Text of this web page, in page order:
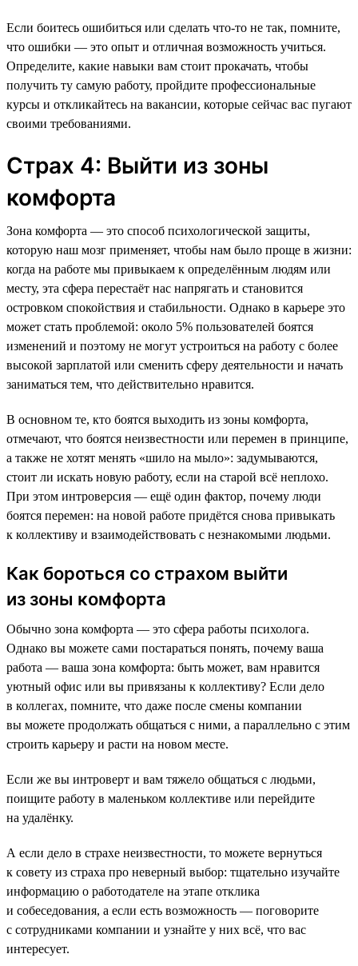
Если боитесь ошибиться или сделать что-то не так, помните,
что ошибки — это опыт и отличная возможность учиться.
Определите, какие навыки вам стоит прокачать, чтобы
получить ту самую работу, пройдите профессиональные
курсы и откликайтесь на вакансии, которые сейчас вас пугают
своими требованиями.
Страх 4: Выйти из зоны
комфорта
Зона комфорта — это способ психологической защиты,
которую наш мозг применяет, чтобы нам было проще в жизни:
когда на работе мы привыкаем к определённым людям или
месту, эта сфера перестаёт нас напрягать и становится
островком спокойствия и стабильности. Однако в карьере это
может стать проблемой: около 5% пользователей боятся
изменений и поэтому не могут устроиться на работу с более
высокой зарплатой или сменить сферу деятельности и начать
заниматься тем, что действительно нравится.
В основном те, кто боятся выходить из зоны комфорта,
отмечают, что боятся неизвестности или перемен в принципе,
а также не хотят менять «шило на мыло»: задумываются,
стоит ли искать новую работу, если на старой всё неплохо.
При этом интроверсия — ещё один фактор, почему люди
боятся перемен: на новой работе придётся снова привыкать
к коллективу и взаимодействовать с незнакомыми людьми.
Как бороться со страхом выйти
из зоны комфорта
Обычно зона комфорта — это сфера работы психолога.
Однако вы можете сами постараться понять, почему ваша
работа — ваша зона комфорта: быть может, вам нравится
уютный офис или вы привязаны к коллективу? Если дело
в коллегах, помните, что даже после смены компании
вы можете продолжать общаться с ними, а параллельно с этим
строить карьеру и расти на новом месте.
Если же вы интроверт и вам тяжело общаться с людьми,
поищите работу в маленьком коллективе или перейдите
на удалёнку.
А если дело в страхе неизвестности, то можете вернуться
к совету из страха про неверный выбор: тщательно изучайте
информацию о работодателе на этапе отклика
и собеседования, а если есть возможность — поговорите
с сотрудниками компании и узнайте у них всё, что вас
интересует.